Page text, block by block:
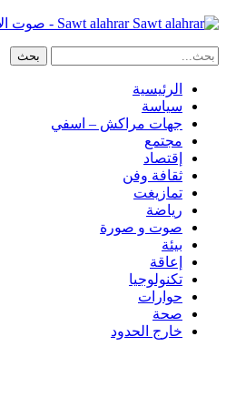
Sawt alahrar - صوت الأحرار جريدة إلكترونية مغربية مستقلة
الرئيسية
سياسة
جهات مراكش – اسفي
مجتمع
إقتصاد
ثقافة وفن
تمازيغت
رياضة
صوت و صورة
بيئة
إعاقة
تكنولوجيا
حوارات
صحة
خارج الحدود